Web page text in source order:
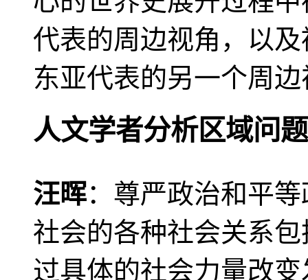
代表的周边视角，以
东亚代表的另一个周
人文学者分析区域问题
汪晖：尊严政治和平
社会的各种社会关系
过具体的社会力量改